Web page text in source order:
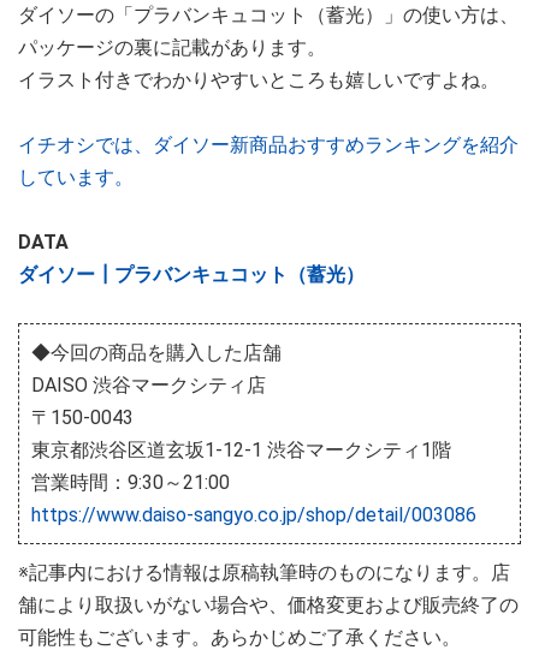
ダイソーの「プラバンキュコット（蓄光）」の使い方は、
パッケージの裏に記載があります。
イラスト付きでわかりやすいところも嬉しいですよね。
イチオシでは、ダイソー新商品おすすめランキングを紹介
しています。
DATA
ダイソー┃プラバンキュコット（蓄光）
◆今回の商品を購入した店舗
DAISO 渋谷マークシティ店
〒150-0043
東京都渋谷区道玄坂1-12-1 渋谷マークシティ1階
営業時間：9:30～21:00
https://www.daiso-sangyo.co.jp/shop/detail/003086
※記事内における情報は原稿執筆時のものになります。店
舗により取扱いがない場合や、価格変更および販売終了の
可能性もございます。あらかじめご了承ください。